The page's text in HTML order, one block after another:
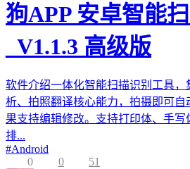
狗APP 安卓智能
_V1.1.3 高级版
软件介绍一体化智能扫描识别工具
析、拍照翻译核心能力，拍摄即可
果支持编辑修改。支持打印体、手
排...
#Android
0
0 51